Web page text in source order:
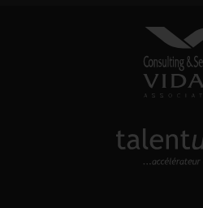
VIDAL
conseil en
approche
découvrez notre